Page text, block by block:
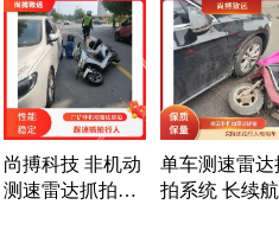
尚搏科技 非机动
测速雷达抓拍系
单车测速雷达
拍系统 长续